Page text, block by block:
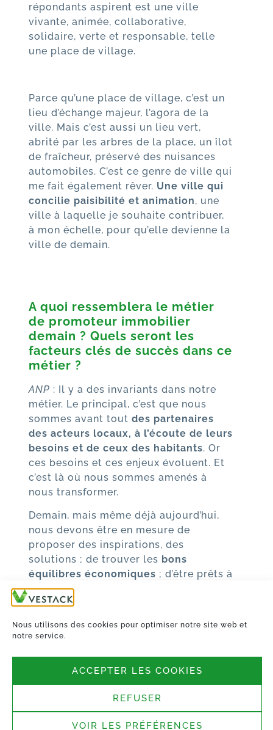
Nous utilisons des cookies pour optimiser notre site web et
notre service.
ACCEPTER LES COOKIES
REFUSER
VOIR LES PRÉFÉRENCES
répondants aspirent est une ville
vivante, animée, collaborative,
solidaire, verte et responsable, telle
une place de village.
Parce qu’une place de village, c’est un
lieu d’échange majeur, l’agora de la
ville. Mais c’est aussi un lieu vert,
abrité par les arbres de la place, un îlot
de fraîcheur, préservé des nuisances
automobiles. C’est ce genre de ville qui
me fait également rêver. Une ville qui
concilie paisibilité et animation, une
ville à laquelle je souhaite contribuer,
à mon échelle, pour qu’elle devienne la
ville de demain.
A quoi ressemblera le métier
de promoteur immobilier
demain ? Quels seront les
facteurs clés de succès dans ce
métier ?
ANP : Il y a des invariants dans notre
métier. Le principal, c’est que nous
sommes avant tout des partenaires
des acteurs locaux, à l’écoute de leurs
besoins et de ceux des habitants. Or
ces besoins et ces enjeux évoluent. Et
c’est là où nous sommes amenés à
nous transformer.
Demain, mais même déjà aujourd’hui,
nous devons être en mesure de
proposer des inspirations, des
solutions ; de trouver les bons
équilibres économiques ; d’être prêts à
prendre des paris et des risques
différents de ceux auxquels nous avons
essayant constamment de le devancer.
adaptés au contexte, pour créer des
répondront aux attentes de leurs futurs